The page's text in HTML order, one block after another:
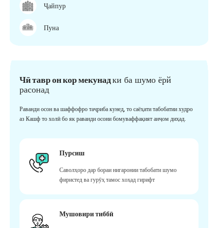
Ҷайпур
Пуна
Чӣ тавр он кор мекунадки ба шумо ёрй
расонад
Раванди осон ва шаффофро таҷриба кунед, то саёҳати табобатии худро
аз Кашф то холӣ бо як раванди осони бомуваффақият анҷом диҳад.
Пурсиш
Саволҳоро дар бораи нигаронии табобати шумо
фиристед ва гурӯҳ тамос хоҳад гирифт
Мушовири тиббӣ